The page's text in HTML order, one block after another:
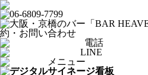
電話
LINE
メニュー